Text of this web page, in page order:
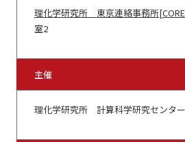
理化学研究所 東京連絡事務所
室2
主催
理化学研究所 計算科学研究センター